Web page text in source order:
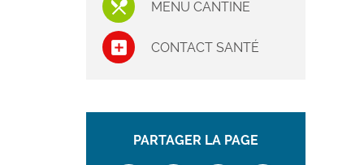
MENU CANTINE
CONTACT SANTÉ
PARTAGER LA PAGE